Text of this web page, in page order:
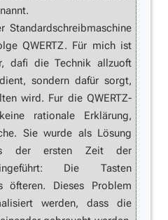
Standardschreibmaschine
QWERTZ. Für mich ist
dafi die Technik allzuoft
sondern dafür sorgt,
wird. Fur die QWERTZ-
rationale Erklärung,
Sie wurde als Lösung
der ersten Zeit der
Die Tasten
öfteren. Dieses Problem
werden, dass die